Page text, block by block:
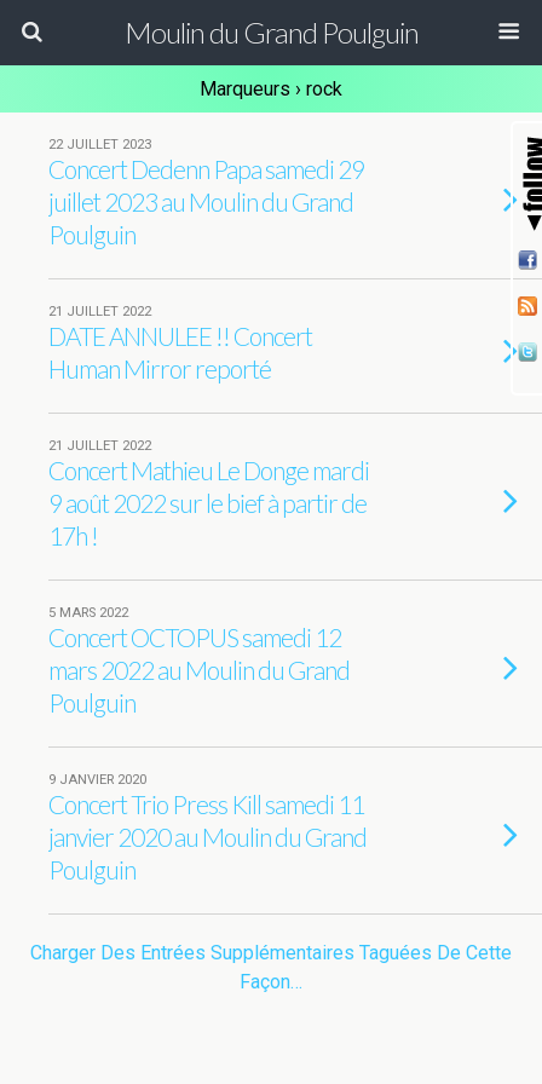
Moulin du Grand Poulguin
Marqueurs › rock
22 JUILLET 2023
Concert Dedenn Papa samedi 29
juillet 2023 au Moulin du Grand
Poulguin
21 JUILLET 2022
DATE ANNULEE !! Concert
Human Mirror reporté
21 JUILLET 2022
Concert Mathieu Le Donge mardi
9 août 2022 sur le bief à partir de
17h !
5 MARS 2022
Concert OCTOPUS samedi 12
mars 2022 au Moulin du Grand
Poulguin
9 JANVIER 2020
Concert Trio Press Kill samedi 11
janvier 2020 au Moulin du Grand
Poulguin
Charger Des Entrées Supplémentaires Taguées De Cette
Façon…